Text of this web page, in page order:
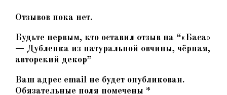
Отзывов пока нет.
Будьте первым, кто оставил отзыв на “«Баса»
— Дубленка из натуральной овчины, чёрная,
авторский декор”
Ваш адрес email не будет опубликован.
Обязательные поля помечены *